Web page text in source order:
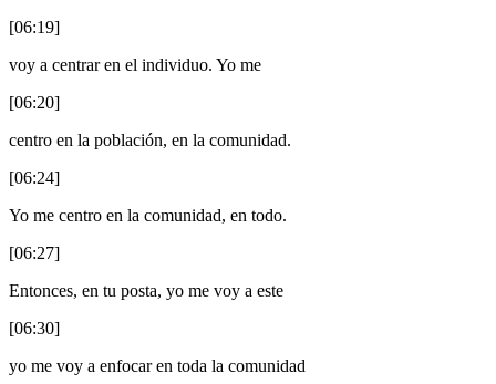
[06:19]
voy a centrar en el individuo. Yo me
[06:20]
centro en la población, en la comunidad.
[06:24]
Yo me centro en la comunidad, en todo.
[06:27]
Entonces, en tu posta, yo me voy a este
[06:30]
yo me voy a enfocar en toda la comunidad